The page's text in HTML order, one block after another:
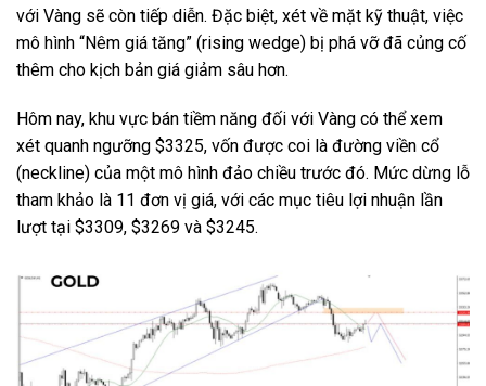
với Vàng sẽ còn tiếp diễn. Đặc biệt, xét về mặt kỹ thuật, việc
mô hình “Nêm giá tăng” (rising wedge) bị phá vỡ đã củng cố
thêm cho kịch bản giá giảm sâu hơn.
Hôm nay, khu vực bán tiềm năng đối với Vàng có thể xem
xét quanh ngưỡng $3325, vốn được coi là đường viền cổ
(neckline) của một mô hình đảo chiều trước đó. Mức dừng lỗ
tham khảo là 11 đơn vị giá, với các mục tiêu lợi nhuận lần
lượt tại $3309, $3269 và $3245.